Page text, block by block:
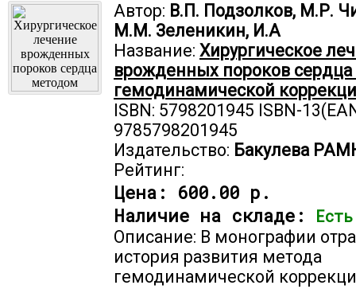
Автор: В.П. Подзолков, М.Р.
М.М. Зеленикин, И.А
Название: Хирургическое
врожденных пороков
гемодинамической
ISBN: 5798201945 ISBN-
9785798201945
Издательство: Бакулева
Рейтинг:
Цена: 600.00 р.
Наличие на складе:
Описание: В монографии
история развития метода
гемодинамической